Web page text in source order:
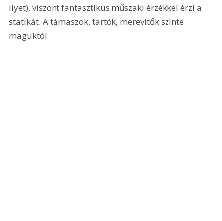
ilyet), viszont fantasztikus műszaki érzékkel érzi a
statikát. A támaszok, tartók, merevítők szinte
maguktól